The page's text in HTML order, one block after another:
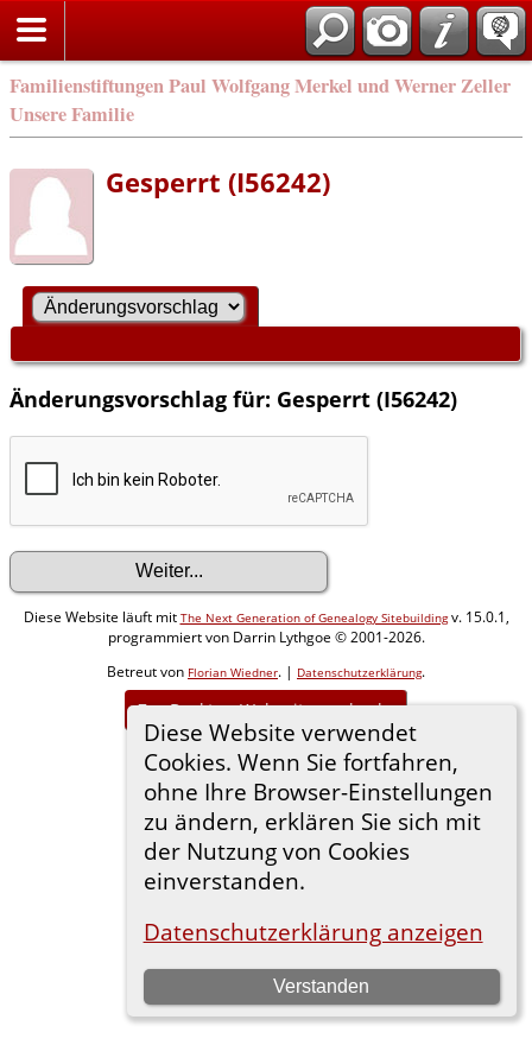
Familienstiftungen Paul Wolfgang Merkel und Werner Zeller
Unsere Familie
Diese Website verwendet
Cookies. Wenn Sie fortfahren,
ohne Ihre Browser-Einstellungen
zu ändern, erklären Sie sich mit
der Nutzung von Cookies
einverstanden.
Datenschutzerklärung anzeigen
Verstanden
Gesperrt (I56242)
Änderungsvorschlag für: Gesperrt (I56242)
Diese Website läuft mit The Next Generation of Genealogy Sitebuildingv. 15.0.1,
programmiert von Darrin Lythgoe © 2001-2026.
Betreut von Florian Wiedner. | Datenschutzerklärung.
Zur Desktop-Webseite wechseln